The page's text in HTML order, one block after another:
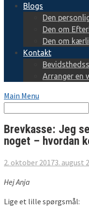
Blogs
Den
Den om
Den om
Kontakt
Arranger en
Main Menu
Brevkasse: Jeg
noget – hvordan
2. oktober 20173. august
Hej Anja
Lige et lille spørgsmål: